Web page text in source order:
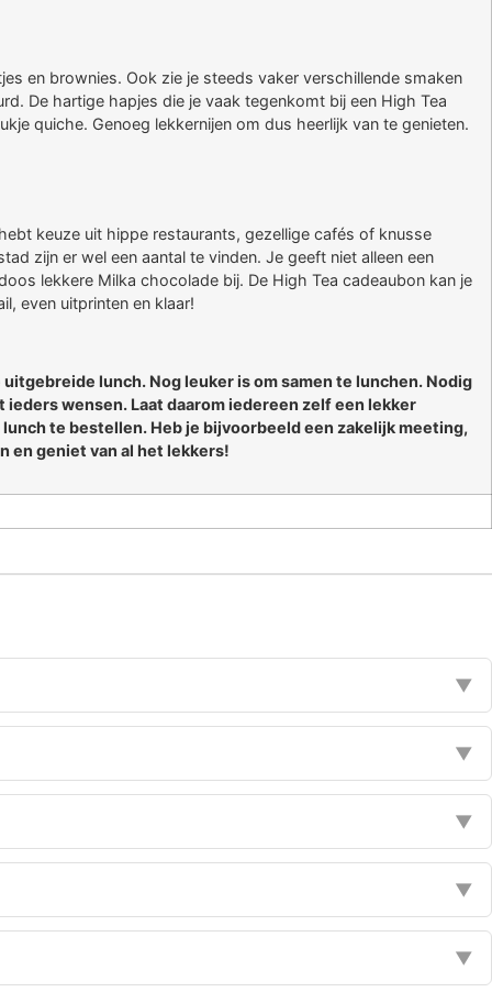
en brownies. Ook zie je steeds vaker verschillende smaken
De hartige hapjes die je vaak tegenkomt bij een High Tea
quiche. Genoeg lekkernijen om dus heerlijk van te genieten.
keuze uit hippe restaurants, gezellige cafés of knusse
zijn er wel een aantal te vinden. Je geeft niet alleen een
lekkere Milka chocolade bij. De High Tea cadeaubon kan je
even uitprinten en klaar!
lunch. Nog leuker is om samen te lunchen. Nodig
wensen. Laat daarom iedereen zelf een lekker
te bestellen. Heb je bijvoorbeeld een zakelijk meeting,
en geniet van al het lekkers!
▼
▼
▼
▼
▼